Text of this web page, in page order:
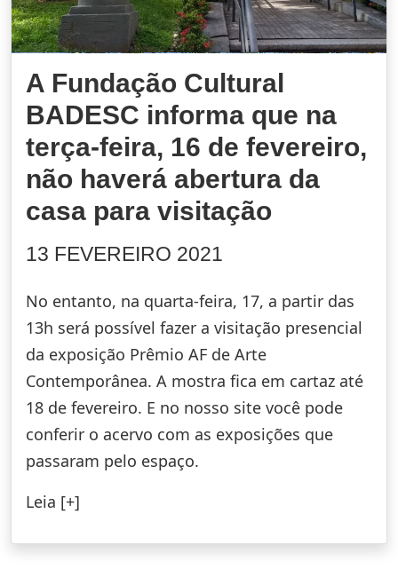
A Fundação Cultural
BADESC informa que na
terça-feira, 16 de fevereiro,
não haverá abertura da
casa para visitação
13 FEVEREIRO 2021
No entanto, na quarta-feira, 17, a partir das
13h será possível fazer a visitação presencial
da exposição Prêmio AF de Arte
Contemporânea. A mostra fica em cartaz até
18 de fevereiro. E no nosso site você pode
conferir o acervo com as exposições que
passaram pelo espaço.
Leia [+]